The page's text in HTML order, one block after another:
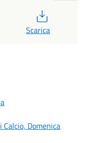
Scarica
Domenica